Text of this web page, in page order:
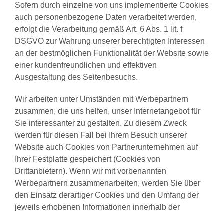
Sofern durch einzelne von uns implementierte Cookies
auch personenbezogene Daten verarbeitet werden,
erfolgt die Verarbeitung gemäß Art. 6 Abs. 1 lit. f
DSGVO zur Wahrung unserer berechtigten Interessen
an der bestmöglichen Funktionalität der Website sowie
einer kundenfreundlichen und effektiven
Ausgestaltung des Seitenbesuchs.
Wir arbeiten unter Umständen mit Werbepartnern
zusammen, die uns helfen, unser Internetangebot für
Sie interessanter zu gestalten. Zu diesem Zweck
werden für diesen Fall bei Ihrem Besuch unserer
Website auch Cookies von Partnerunternehmen auf
Ihrer Festplatte gespeichert (Cookies von
Drittanbietern). Wenn wir mit vorbenannten
Werbepartnern zusammenarbeiten, werden Sie über
den Einsatz derartiger Cookies und den Umfang der
jeweils erhobenen Informationen innerhalb der